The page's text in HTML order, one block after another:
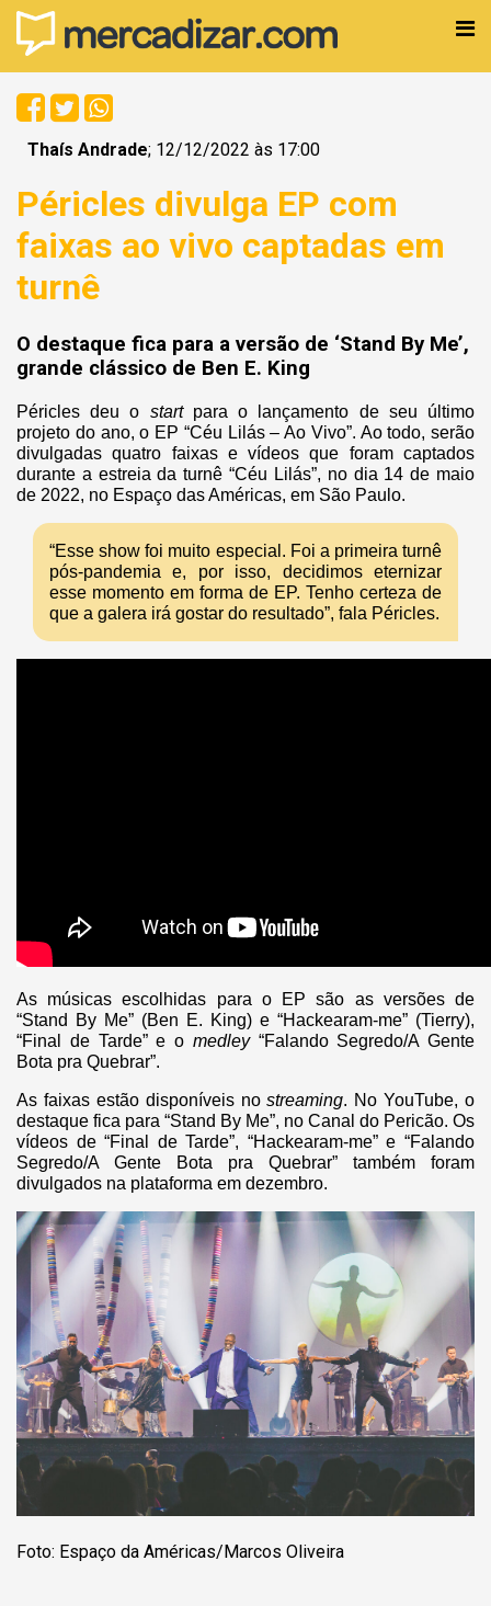
Thaís Andrade; 12/12/2022 às 17:00
Péricles divulga EP com
faixas ao vivo captadas em
turnê
O destaque fica para a versão de ‘Stand By Me’,
grande clássico de Ben E. King
Péricles deu o startpara o lançamento de seu último
projeto do ano, o EP “Céu Lilás – Ao Vivo”. Ao todo, serão
divulgadas quatro faixas e vídeos que foram captados
durante a estreia da turnê “Céu Lilás”, no dia 14 de maio
de 2022, no Espaço das Américas, em São Paulo.
“Esse show foi muito especial. Foi a primeira turnê
pós-pandemia e, por isso, decidimos eternizar
esse momento em forma de EP. Tenho certeza de
que a galera irá gostar do resultado”, fala Péricles.
As músicas escolhidas para o EP são as versões de
“Stand By Me” (Ben E. King) e “Hackearam-me” (Tierry),
“Final de Tarde” e o medley“Falando Segredo/A Gente
Bota pra Quebrar”.
As faixas estão disponíveis nostreaming. No YouTube, o
destaque fica para “Stand By Me”, no Canal do Pericão. Os
vídeos de “Final de Tarde”, “Hackearam-me” e “Falando
Segredo/A Gente Bota pra Quebrar” também foram
divulgados na plataforma em dezembro.
Foto: Espaço da Américas/Marcos Oliveira